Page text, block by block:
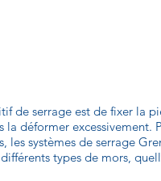
de serrage est de fixer la
la déformer excessivement.
les systèmes de serrage
types de mors,